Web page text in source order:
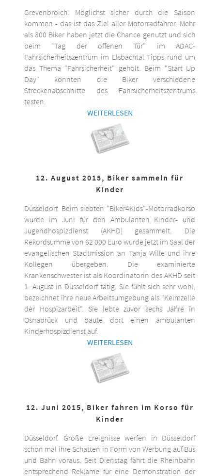
Grevenbroich. Möglichst sicher durch die Saison
kommen - das ist das Ziel aller Motorradfahrer. Mehr
als 300 Biker haben jetzt die Chance genutzt und sich
beim "Tag der offenen Tür" im ADAC-
Fahrsicherheitszentrum im Elsbachtal Tipps rund um
das Thema "Fahrsicherheit" geholt. Beim "Start Up
Day" konnten die Biker verschiedene
Streckenabschnitte des Fahrsicherheitszentrums
testen.
WEITERLESEN
12. August 2015, Biker sammeln für
Kinder
Düsseldorf. Beim siebten "Biker4Kids"-Motorradkorso
wurde im Juni für den Ambulanten Kinder- und
Jugendhospizdienst (AKHD) gesammelt. Die
Rekordsumme von 62 000 Euro wurde jetzt im Saal der
evangelischen Stadtmission an Tanja Wille und ihre
Kollegen übergeben. Die examinierte
Krankenschwester ist als Koordinatorin des AKHD seit
1. August in Düsseldorf tätig. Sie fühlt sich sehr wohl,
bezeichnet ihre neue Arbeitsumgebung als "Keimzelle
der Hospizarbeit". Sie lebte zuvor sechs Jahre in
Osnabrück und baute dort einen ambulanten
Kinderhospizdienst auf.
WEITERLESEN
12. Juni 2015, Biker fahren im Korso für
Kinder
Düsseldorf. Große Ereignisse werfen in Düsseldorf
schon mal ihre Schatten in Form von Werbung auf Bus
und Bahn voraus. Seit Dienstag fährt die Rheinbahn
entsprechend Reklame für eine Demonstration der